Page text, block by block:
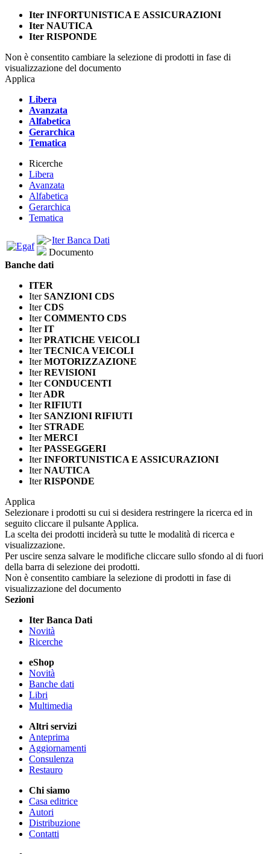
Iter INFORTUNISTICA E ASSICURAZIONI
Iter NAUTICA
Iter RISPONDE
Non è consentito cambiare la selezione di prodotti in fase di
visualizzazione del documento
Applica
Libera
Avanzata
Alfabetica
Gerarchica
Tematica
Ricerche
Libera
Avanzata
Alfabetica
Gerarchica
Tematica
Iter Banca Dati
Documento
Banche dati
ITER
IterSANZIONI CDS
IterCDS
IterCOMMENTO CDS
IterIT
IterPRATICHE VEICOLI
IterTECNICA VEICOLI
IterMOTORIZZAZIONE
IterREVISIONI
IterCONDUCENTI
IterADR
IterRIFIUTI
IterSANZIONI RIFIUTI
IterSTRADE
IterMERCI
IterPASSEGGERI
IterINFORTUNISTICA E ASSICURAZIONI
IterNAUTICA
IterRISPONDE
Applica
Selezionare i prodotti su cui si desidera restringere la ricerca ed in
seguito cliccare il pulsante Applica.
La scelta dei prodotti inciderà su tutte le modalità di ricerca e
visualizzazione.
Per uscire senza salvare le modifiche cliccare sullo sfondo al di fuori
della barra di selezione dei prodotti.
Non è consentito cambiare la selezione di prodotti in fase di
visualizzazione del documento
Sezioni
Iter Banca Dati
Novità
Ricerche
eShop
Novità
Banche dati
Libri
Multimedia
Altri servizi
Anteprima
Aggiornamenti
Consulenza
Restauro
Chi siamo
Casa editrice
Autori
Distribuzione
Contatti